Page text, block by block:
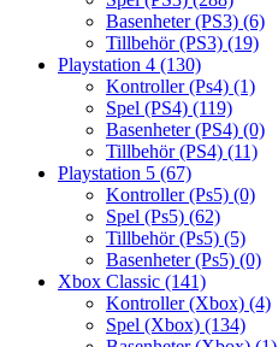
Basenheter (PS3) (6)
Tillbehör (PS3) (19)
Playstation 4 (130)
Kontroller (Ps4) (1)
Spel (PS4) (119)
Basenheter (PS4) (0)
Tillbehör (PS4) (11)
Playstation 5 (67)
Kontroller (Ps5) (0)
Spel (Ps5) (62)
Tillbehör (Ps5) (5)
Basenheter (Ps5) (0)
Xbox Classic (141)
Kontroller (Xbox) (4)
Spel (Xbox) (134)